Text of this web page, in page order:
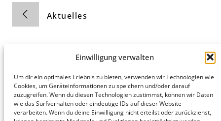
Einwilligung verwalten
Um dir ein optimales Erlebnis zu bieten, verwenden wir Technologien wie
Cookies, um Geräteinformationen zu speichern und/oder darauf
zuzugreifen. Wenn du diesen Technologien zustimmst, können wir Daten
wie das Surfverhalten oder eindeutige IDs auf dieser Website
verarbeiten. Wenn du deine Einwilligung nicht erteilst oder zurückziehst,
Aktuelles
Hamburg
honert
hamburg
München
honert
münchen
Datenschutz
Impressum